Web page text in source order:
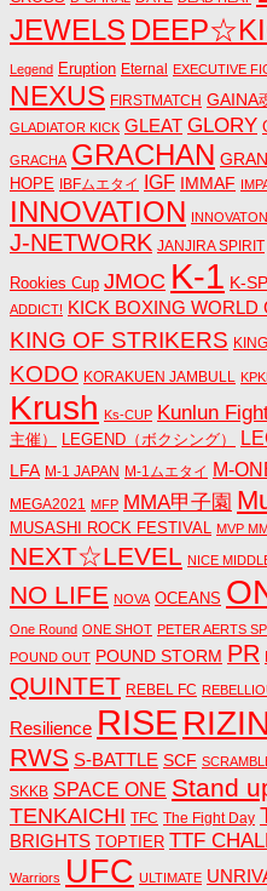
JEWELS
Legend Eruption Eternal EXECUTIVE
NEXUS FIRSTMATCH GAINA
GLADIATOR KICK GLEAT GLORY
GRACHA GRACHAN
HOPE IBFムエタイ IGF IMMAF
INNOVATION INNOVATON
J-NETWORK JANJIRA SPIRIT
Rookies Cup JMOC K-1 K-
ADDICT! KICK BOXING WORLD
KING OF STRIKERS
KODO KORAKUEN JAMBULL
Krush Ks-CUP Kunlun
主催）
LEGEND（ボクシング）
LFA M-1 JAPAN M-1ムエタイ M-
MEGA2021 MFP MMA甲子園
MUSASHI ROCK FESTIVAL MVP
NEXT☆LEVEL NICE
NO LIFE NOVA OCEANS
One Round ONE SHOT PETER AERTS
POUND OUT POUND STORM PR
QUINTET REBEL FC
Resilience RISE RIZIN
RWS S-BATTLE SCF
SKKB SPACE ONE Stand
TENKAICHI TFC The Fight Day
BRIGHTS TOPTIER TTF
Warriors UFC ULTIMATE